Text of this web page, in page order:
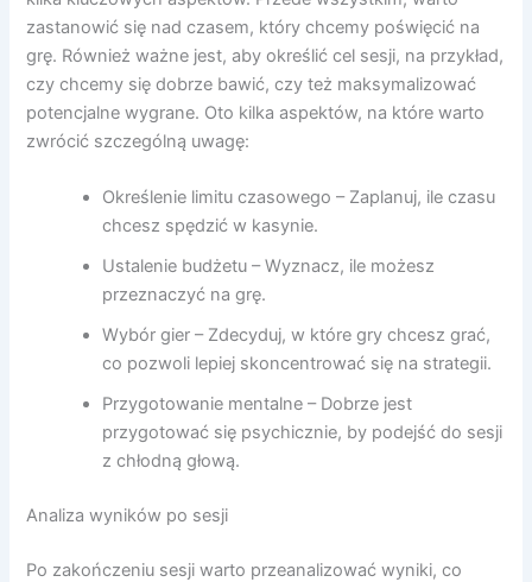
zastanowić się nad czasem, który chcemy poświęcić na
grę. Również ważne jest, aby określić cel sesji, na przykład,
czy chcemy się dobrze bawić, czy też maksymalizować
potencjalne wygrane. Oto kilka aspektów, na które warto
zwrócić szczególną uwagę:
Określenie limitu czasowego – Zaplanuj, ile czasu
chcesz spędzić w kasynie.
Ustalenie budżetu – Wyznacz, ile możesz
przeznaczyć na grę.
Wybór gier – Zdecyduj, w które gry chcesz grać,
co pozwoli lepiej skoncentrować się na strategii.
Przygotowanie mentalne – Dobrze jest
przygotować się psychicznie, by podejść do sesji
z chłodną głową.
Analiza wyników po sesji
Po zakończeniu sesji warto przeanalizować wyniki, co